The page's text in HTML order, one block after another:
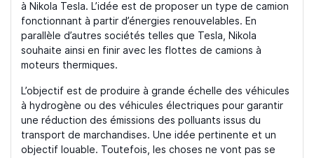
à Nikola Tesla. L’idée est de proposer un type de camion
fonctionnant à partir d’énergies renouvelables. En
parallèle d’autres sociétés telles que Tesla, Nikola
souhaite ainsi en finir avec les flottes de camions à
moteurs thermiques.
L’objectif est de produire à grande échelle des véhicules
à hydrogène ou des véhicules électriques pour garantir
une réduction des émissions des polluants issus du
transport de marchandises. Une idée pertinente et un
objectif louable. Toutefois, les choses ne vont pas se